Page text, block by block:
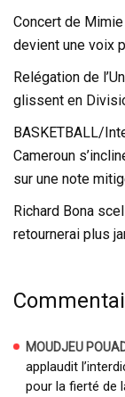
Concert de Mimie
devient une voix
Relégation de
glissent en
BASKETBALL/
Cameroun
sur une note
Richard Bona
retournerai plus
MOUDJEU
applaudit
pour la fierté de